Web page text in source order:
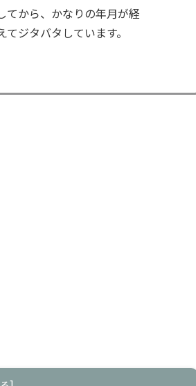
てから、かなりの年月が経
ジタバタしています。